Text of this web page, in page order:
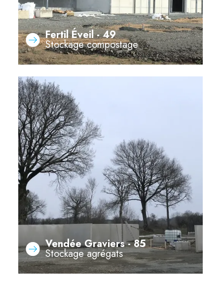
Fertil Éveil - 49
Stockage compostage
Vendée Graviers - 85
Stockage agrégats